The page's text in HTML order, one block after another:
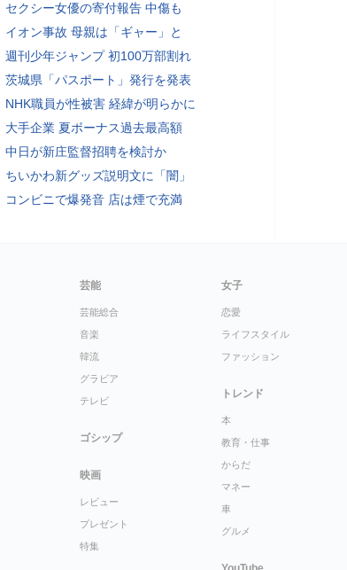
セクシー女優の寄付報告 中傷も
イオン事故 母親は「ギャー」と
週刊少年ジャンプ 初100万部割れ
茨城県「パスポート」発行を発表
NHK職員が性被害 経緯が明らかに
大手企業 夏ボーナス過去最高額
中日が新庄監督招聘を検討か
ちいかわ新グッズ説明文に「闇」
コンビニで爆発音 店は煙で充満
芸能
芸能総合
音楽
韓流
グラビア
テレビ
ゴシップ
映画
レビュー
プレゼント
特集
女子
恋愛
ライフスタイル
ファッション
トレンド
本
教育・仕事
からだ
マネー
車
グルメ